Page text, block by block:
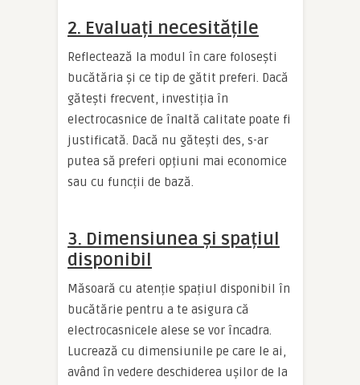
2. Evaluați necesitățile
Reflectează la modul în care folosești
bucătăria și ce tip de gătit preferi. Dacă
gătești frecvent, investiția în
electrocasnice de înaltă calitate poate fi
justificată. Dacă nu gătești des, s-ar
putea să preferi opțiuni mai economice
sau cu funcții de bază.
3. Dimensiunea și spațiul
disponibil
Măsoară cu atenție spațiul disponibil în
bucătărie pentru a te asigura că
electrocasnicele alese se vor încadra.
Lucrează cu dimensiunile pe care le ai,
având în vedere deschiderea ușilor de la